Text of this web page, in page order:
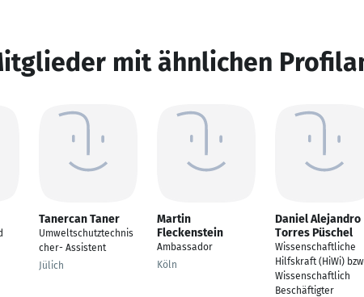
mit ähnlichen
Tanercan Taner
Umweltschutztechnis
cher- Assistent
Jülich
Martin
Fleckenstein
Ambassador
Köln
Daniel Alejandro
Torres Püschel
Wissenschaftliche
Hilfskraft (HiWi)
Wissenschaftlich
Beschäftigter